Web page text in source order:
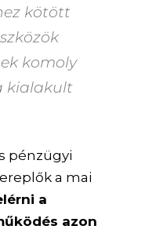
kötött
komoly
kialakult
pénzügyi
a mai
a
azon